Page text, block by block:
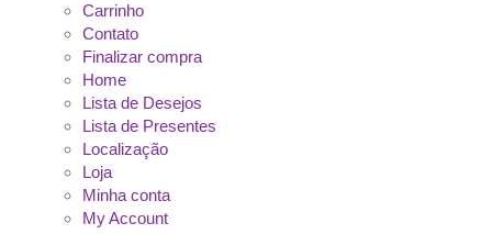
Carrinho
Contato
Finalizar compra
Home
Lista de Desejos
Lista de Presentes
Localização
Loja
Minha conta
My Account